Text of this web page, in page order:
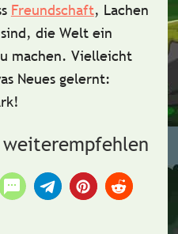
Freundschaft, Lachen
die Welt ein
machen. Vielleicht
Neues gelernt:
weiterempfehlen